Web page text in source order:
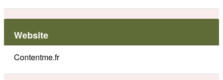
Website
Contentme.fr